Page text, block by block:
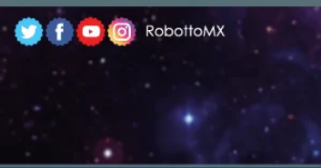
Skip
to
content